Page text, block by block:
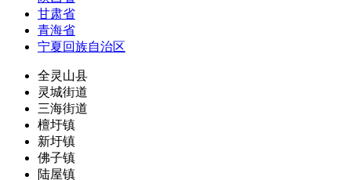
甘肃省
青海省
宁夏回族自治区
全灵山县
灵城街道
三海街道
檀圩镇
新圩镇
佛子镇
陆屋镇